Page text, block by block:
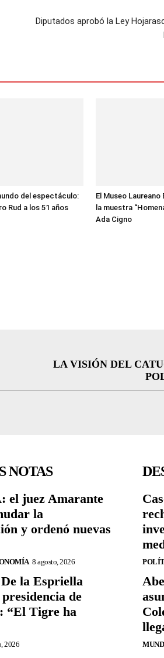
Diputados aprobó la Ley
del espectáculo:
Rud a los 51 años
El Museo Laureano
la muestra
Ada Cigno
LA VISIÓN DEL
NOTAS
el juez Amarante
la
y ordenó nuevas
8 agosto, 2026
la Espriella
de
“El Tigre ha
2026